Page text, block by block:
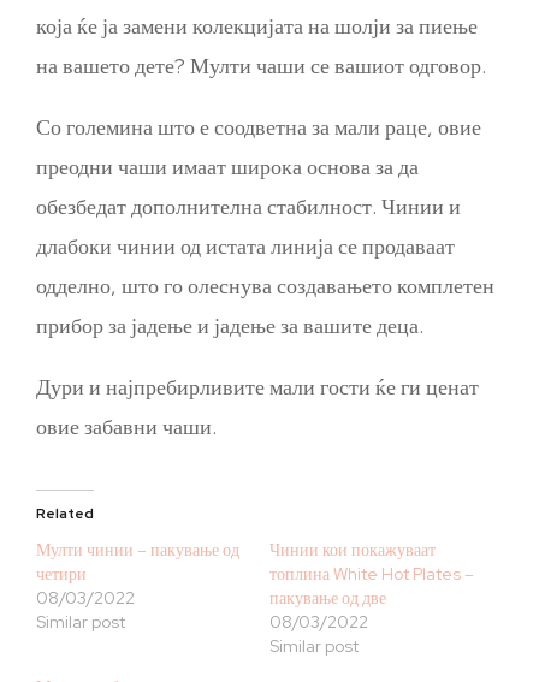
која ќе ја замени колекцијата на шолји за пиење
на вашето дете? Мулти чаши се вашиот одговор.
Со големина што е соодветна за мали раце, овие
преодни чаши имаат широка основа за да
обезбедат дополнителна стабилност. Чинии и
длабоки чинии од истата линија се продаваат
одделно, што го олеснува создавањето комплетен
прибор за јадење и јадење за вашите деца.
Дури и најпребирливите мали гости ќе ги ценат
овие забавни чаши.
Related
Мулти чинии – пакување од
четири
08/03/2022
Similar post
Чинии кои покажуваат
топлина White Hot Plates –
пакување од две
08/03/2022
Similar post